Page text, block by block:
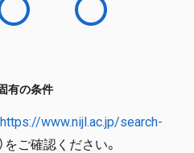
有の条件
https://www.nijl.ac.jp/search-
をご確認ください。